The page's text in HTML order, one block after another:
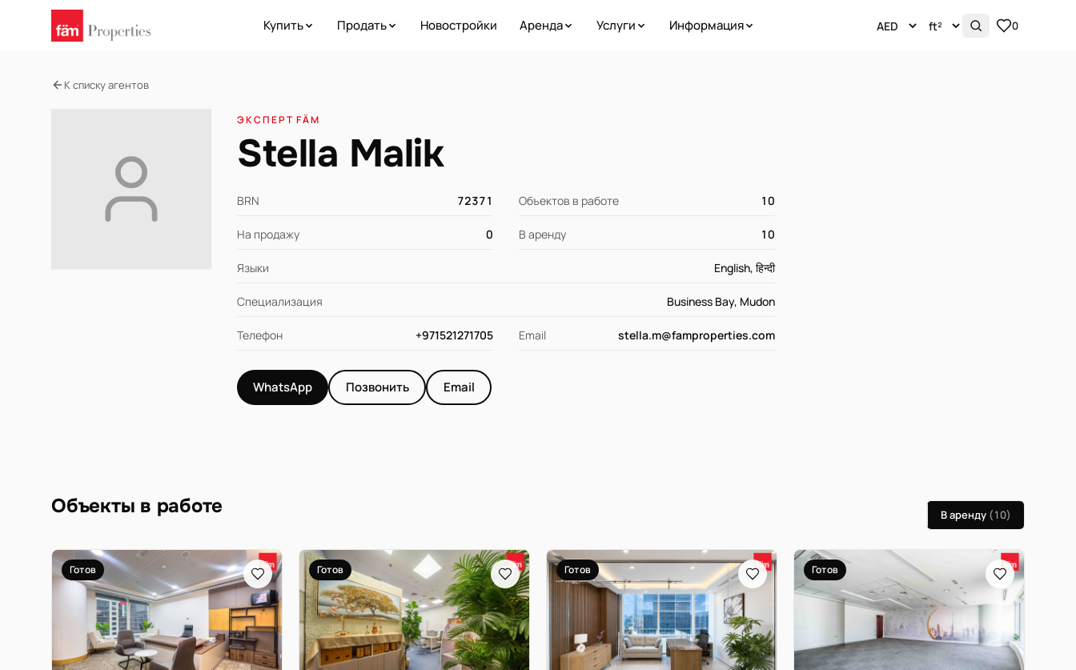
Купить Продать Новостройки Аренда Услуги Информация 0
К списку агентов
ЭКСПЕРТ FÄM
Stella Malik
BRN 72371 Объектов в работе 10
На продажу 0 В аренду 10
Языки English, हिन्दी
Специализация Business Bay, Mudon
Телефон +971521271705 Email stella.m@famproperties.com
WhatsApp Позвонить Email
Объекты в работе В аренду (10)
Готов Готов Готов Готов